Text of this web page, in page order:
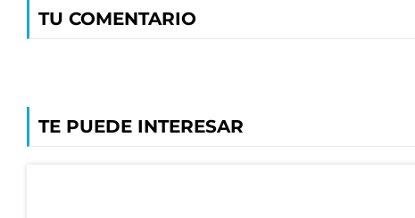
TU COMENTARIO
TE PUEDE INTERESAR